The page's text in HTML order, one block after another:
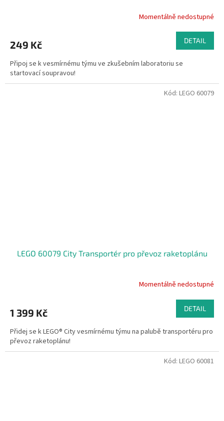
Momentálně nedostupné
249 Kč DETAIL
Připoj se k vesmírnému týmu ve zkušebním laboratoriu se
startovací soupravou!
LEGO 60079 City Transportér pro převoz raketoplánu
Momentálně nedostupné
1 399 Kč DETAIL
Přidej se k LEGO® City vesmírnému týmu na palubě transportéru pro
převoz raketoplánu!
Kód: LEGO 60079
Kód: LEGO 60081